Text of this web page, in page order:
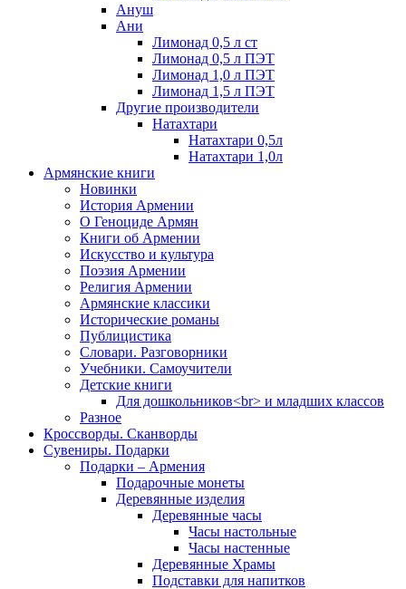
Ануш
Ани
Лимонад 0,5 л ст
Лимонад 0,5 л ПЭТ
Лимонад 1,0 л ПЭТ
Лимонад 1,5 л ПЭТ
Другие производители
Натахтари
Натахтари 0,5л
Натахтари 1,0л
Армянские книги
Новинки
История Армении
О Геноциде Армян
Книги об Армении
Иcкусство и культура
Поэзия Армении
Религия Армении
Армянские классики
Исторические романы
Публицистика
Словари. Разговорники
Учебники. Самоучители
Детские книги
Для дошкольников<br> и младших классов
Разное
Кроссворды. Сканворды
Сувениры. Подарки
Подарки – Армения
Подарочные монеты
Деревянные изделия
Деревянные часы
Часы настольные
Часы настенные
Деревянные Храмы
Подставки для напитков